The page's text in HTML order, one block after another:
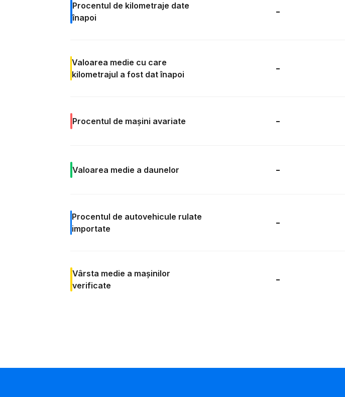
Procentul de kilometraje date
înapoi
-
Valoarea medie cu care
kilometrajul a fost dat înapoi
-
Procentul de mașini avariate -
Valoarea medie a daunelor -
Procentul de autovehicule rulate
importate
-
Vârsta medie a mașinilor
verificate
-